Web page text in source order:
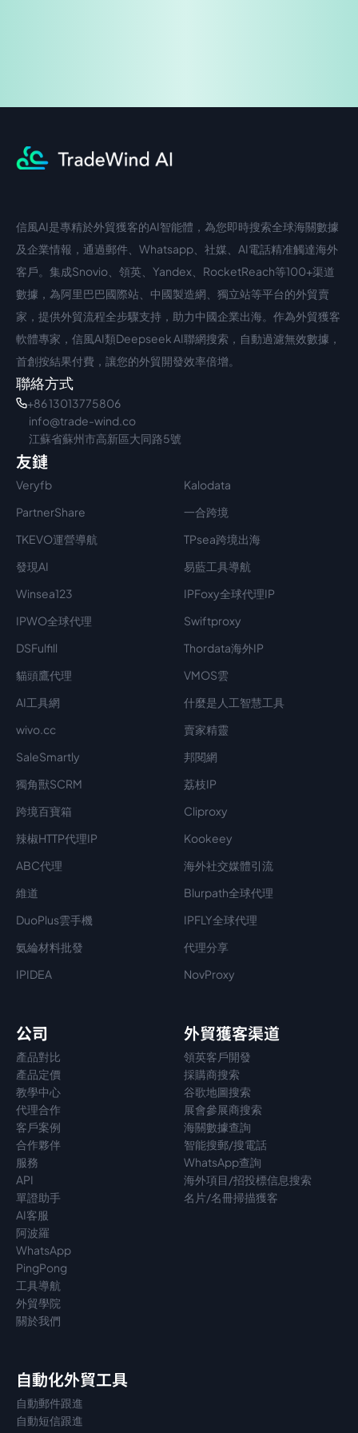
中文入口
信風AI是專精於外貿獲客的AI智能體，為您即時搜索全球海關數據
及企業情報，通過郵件、Whatsapp、社媒、AI電話精准觸達海外
客戶。集成Snovio、領英、Yandex、RocketReach等100+渠道
數據，為阿里巴巴國際站、中國製造網、獨立站等平台的外貿賣
家，提供外貿流程全步驟支持，助力中國企業出海。作為外貿獲客
軟體專家，信風AI類Deepseek AI聯網搜索，自動過濾無效數據，
首創按結果付費，讓您的外貿開發效率倍增。
聯絡方式
+86 13013775806
info@trade-wind.co
江蘇省蘇州市高新區大同路5號
友鏈
Veryfb
Kalodata
PartnerShare
一合跨境
TKEVO運營導航
TPsea跨境出海
發現AI
易藍工具導航
Winsea123
IPFoxy全球代理IP
IPWO全球代理
Swiftproxy
DSFulfill
Thordata海外IP
貓頭鷹代理
VMOS雲
AI工具網
什麼是人工智慧工具
wivo.cc
賣家精靈
SaleSmartly
邦閱網
獨角獸SCRM
荔枝IP
跨境百寶箱
Cliproxy
辣椒HTTP代理IP
Kookeey
ABC代理
海外社交媒體引流
維道
Blurpath全球代理
DuoPlus雲手機
IPFLY全球代理
氨綸材料批發
代理分享
IPIDEA
NovProxy
公司
產品對比
產品定價
教學中心
代理合作
客戶案例
合作夥伴
服務
API
單證助手
AI客服
阿波羅
WhatsApp
PingPong
工具導航
外貿學院
關於我們
外貿獲客渠道
領英客戶開發
採購商搜索
谷歌地圖搜索
展會參展商搜索
海關數據查詢
智能搜郵/搜電話
WhatsApp查詢
海外項目/招投標信息搜索
名片/名冊掃描獲客
自動化外貿工具
自動郵件跟進
自動短信跟進